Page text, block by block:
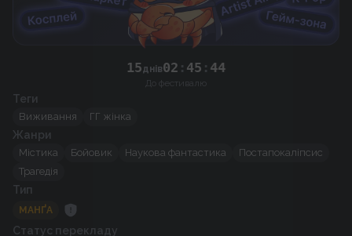
15днів02 : 45 : 44
До фестивалю
Теги
Виживання ГГ жінка
Жанри
Містика Бойовик Наукова фантастика
Постапокаліпсис
Трагедія
Тип
МАНҐА
Статус перекладу